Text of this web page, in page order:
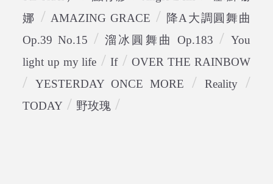
娜 / AMAZING GRACE / 降A大調圓舞曲
Op.39 No.15 / 溜冰圓舞曲 Op.183 / You
light up my life /If/OVER THE RAINBOW
/YESTERDAY ONCE MORE / Reality/
TODAY / 野玫瑰 /